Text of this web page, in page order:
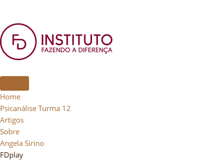
Home
Psicanálise Turma 12
Artigos
Sobre
Angela Sirino
FDplay